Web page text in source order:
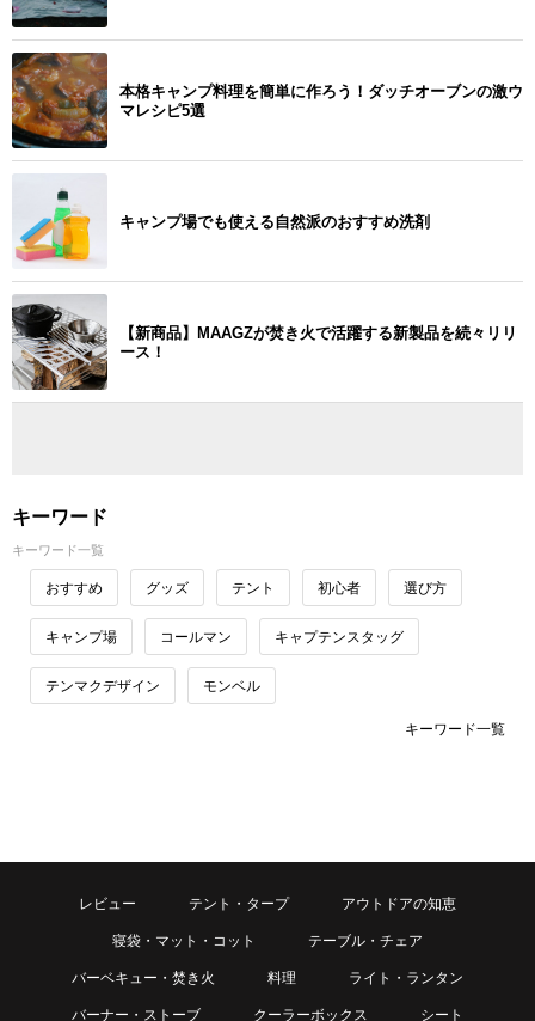
本格キャンプ料理を簡単に作ろう！ダッチオーブンの激ウ
マレシピ5選
キャンプ場でも使える自然派のおすすめ洗剤
【新商品】MAAGZが焚き火で活躍する新製品を続々リリ
ース！
キーワード
キーワード一覧
おすすめ グッズ テント 初心者 選び方
キャンプ場 コールマン キャプテンスタッグ
テンマクデザイン モンベル
キーワード一覧
レビュー テント・タープ アウトドアの知恵
寝袋・マット・コット テーブル・チェア
バーベキュー・焚き火 料理 ライト・ランタン
バーナー・ストーブ クーラーボックス シート